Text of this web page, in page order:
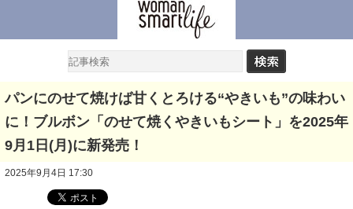
パンにのせて焼けば甘くとろける“やきいも”の味わい
に！ブルボン「のせて焼くやきいもシート」を2025年
9月1日(月)に新発売！
2025年9月4日 17:30